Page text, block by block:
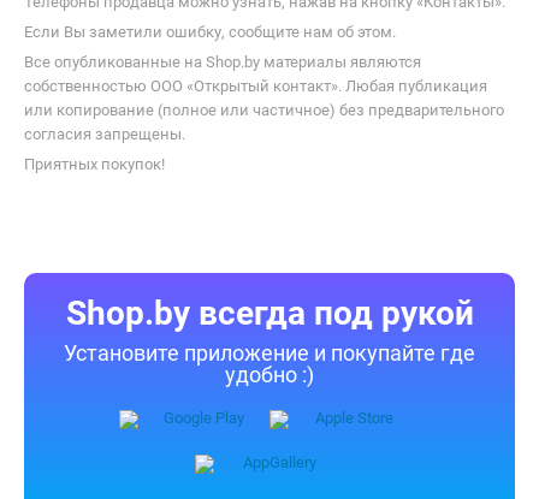
Если Вы заметили ошибку, сообщите нам об этом.
Все опубликованные на Shop.by материалы являются
собственностью ООО «Открытый контакт». Любая публикация
или копирование (полное или частичное) без предварительного
согласия запрещены.
Приятных покупок!
Shop.by всегда под рукой
Установите приложение и покупайте где
удобно :)